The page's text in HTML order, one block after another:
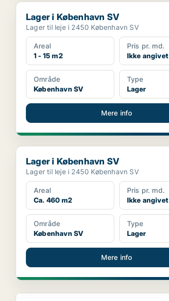
Lager i København SV
Lager i København SV
Lager til leje i 2450 København SV
Areal
1 - 15 m2
Pris pr. md.
Ikke angivet
Område
København SV
Type
Lager
Mere info
Lager i København SV
Lager i København SV
Lager til leje i 2450 København SV
Areal
Ca. 460 m2
Pris pr. md.
Ikke angivet
Område
København SV
Type
Lager
Mere info